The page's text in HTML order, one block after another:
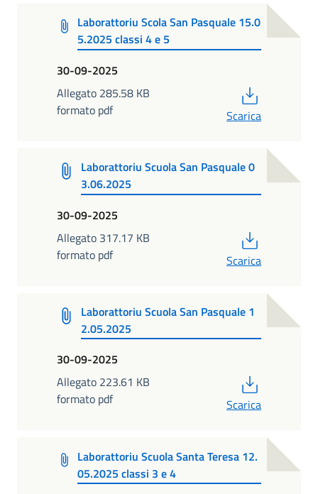
Laborattoriu Scola San Pasquale 15.0
5.2025 classi 4 e 5
30-09-2025
Allegato 285.58 KB
formato pdf
Scarica
Laborattoriu Scuola San Pasquale 0
3.06.2025
30-09-2025
Allegato 317.17 KB
formato pdf
Scarica
Laborattoriu Scuola San Pasquale 1
2.05.2025
30-09-2025
Allegato 223.61 KB
formato pdf
Scarica
Laborattoriu Scuola Santa Teresa 12.
05.2025 classi 3 e 4